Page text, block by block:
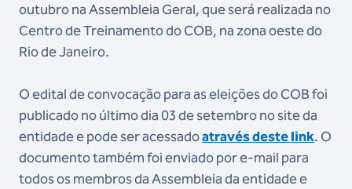
outubro na Assembleia Geral, que será realizada no
Centro de Treinamento do COB, na zona oeste do
Rio de Janeiro.
O edital de convocação para as eleições do COB foi
publicado no último dia 03 de setembro no site da
entidade e pode ser acessadoatravés deste link. O
documento também foi enviado por e-mail para
todos os membros da Assembleia da entidade e